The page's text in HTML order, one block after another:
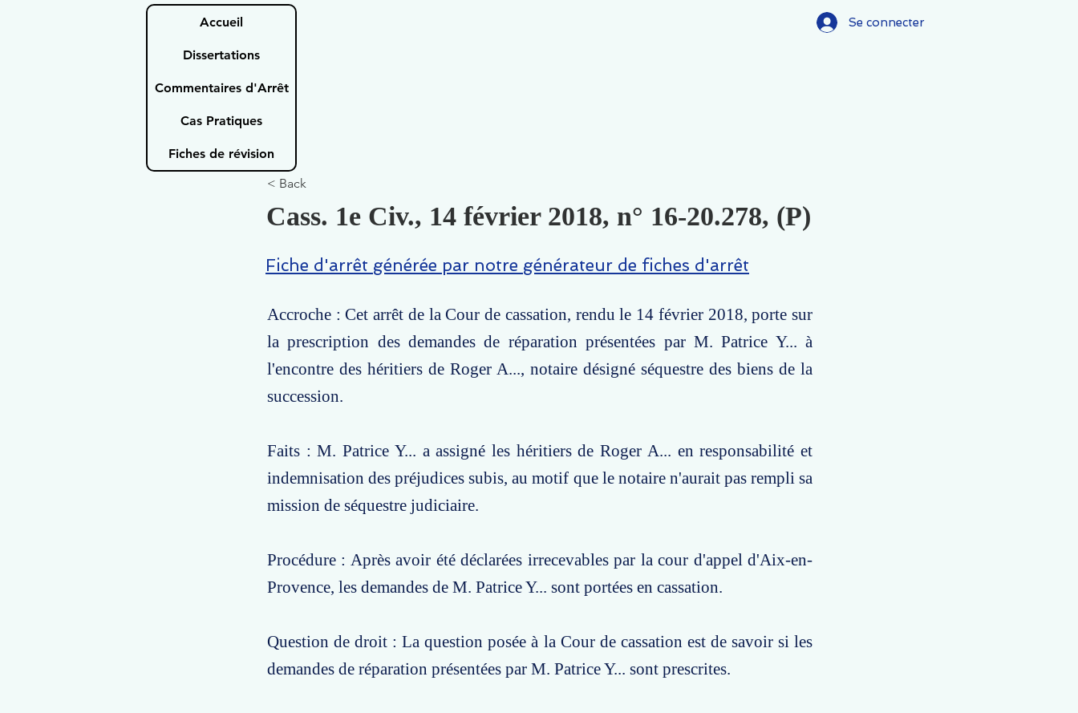
Accueil
Dissertations
Commentaires d'Arrêt
Cas Pratiques
Fiches de révision
Se connecter
< Back
Cass. 1e Civ., 14 février 2018, n° 16-20.278, (P)
Fiche d'arrêt générée par notre générateur de fiches d'arrêt
Accroche : Cet arrêt de la Cour de cassation, rendu le 14 février 2018, porte sur
la prescription des demandes de réparation présentées par M. Patrice Y... à
l'encontre des héritiers de Roger A..., notaire désigné séquestre des biens de la
succession.
Faits : M. Patrice Y... a assigné les héritiers de Roger A... en responsabilité et
indemnisation des préjudices subis, au motif que le notaire n'aurait pas rempli sa
mission de séquestre judiciaire.
Procédure : Après avoir été déclarées irrecevables par la cour d'appel d'Aix-en-
Provence, les demandes de M. Patrice Y... sont portées en cassation.
Question de droit : La question posée à la Cour de cassation est de savoir si les
demandes de réparation présentées par M. Patrice Y... sont prescrites.